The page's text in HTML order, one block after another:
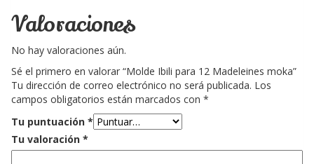
Valoraciones
No hay valoraciones aún.
Sé el primero en valorar “Molde Ibili para 12 Madeleines moka”
Tu dirección de correo electrónico no será publicada. Los
campos obligatorios están marcados con *
Tu puntuación *
Tu valoración *